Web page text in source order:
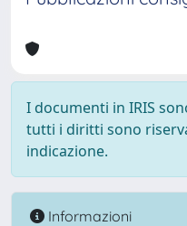
I documenti in IRIS
tutti i diritti sono
indicazione.
Informazioni